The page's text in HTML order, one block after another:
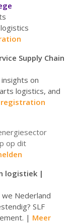
Supply Chain
on
logistics, and
op dit
logistiek |
Nederland
SLF
| Meer